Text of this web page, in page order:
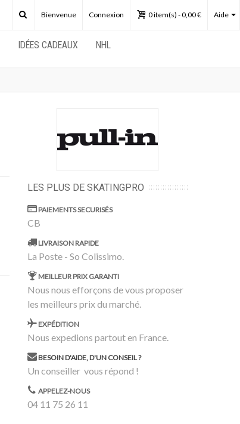
Aide
0item(s) -0,00 €
Bienvenue Connexion
IDÉES CADEAUX NHL
LES PLUS DE SKATINGPRO
PAIEMENTS SECURISÉS
CB
LIVRAISON RAPIDE
La Poste - So Colissimo.
MEILLEUR PRIX GARANTI
Nous nous efforçons de vous proposer
les meilleurs prix du marché.
EXPÉDITION
Nous expedions partout en France.
BESOIN D'AIDE, D'UN CONSEIL ?
Un conseiller vous répond !
APPELEZ-NOUS
04 11 75 26 11